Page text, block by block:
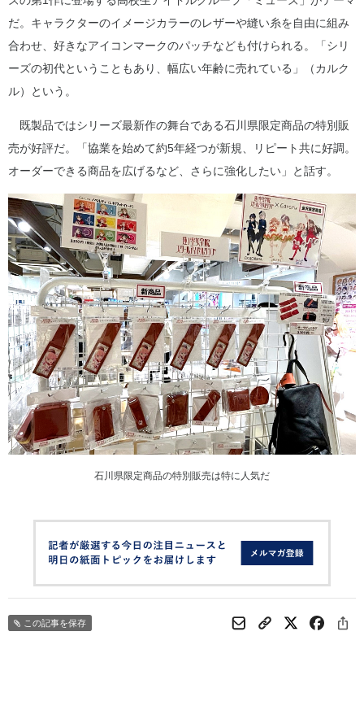
だ。キャラクターのイメージカラーのレザーや縫い糸を自由に組み
合わせ、好きなアイコンマークのパッチなども付けられる。「シリ
ーズの初代ということもあり、幅広い年齢に売れている」（カルク
ル）という。
既製品ではシリーズ最新作の舞台である石川県限定商品の特別販
売が好評だ。「協業を始めて約5年経つが新規、リピート共に好調。
オーダーできる商品を広げるなど、さらに強化したい」と話す。
石川県限定商品の特別販売は特に人気だ
この記事を保存